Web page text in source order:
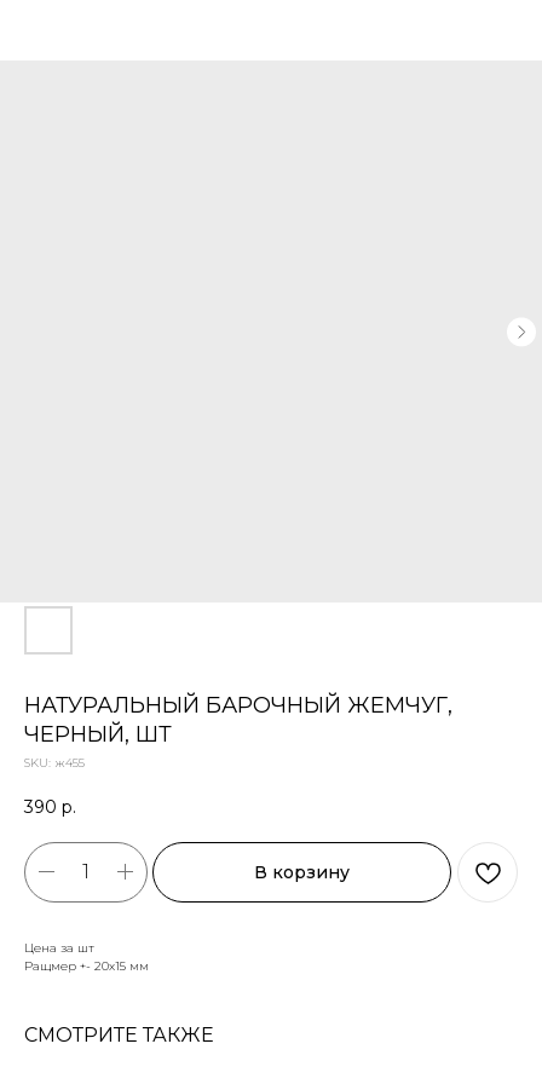
НАТУРАЛЬНЫЙ БАРОЧНЫЙ ЖЕМЧУГ,
ЧЕРНЫЙ, ШТ
SKU: ж455
390 р.
В корзину
Цена за шт
Ращмер +- 20х15 мм
СМОТРИТЕ ТАКЖЕ